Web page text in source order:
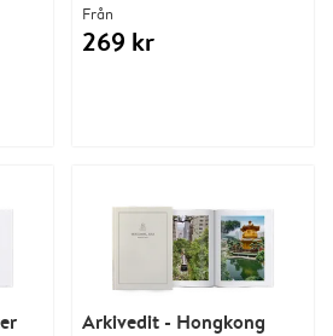
Från
269 kr
Arkivedit - Hongkong